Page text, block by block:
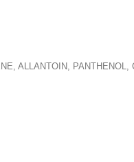
ALLANTOIN, PANTHENOL,